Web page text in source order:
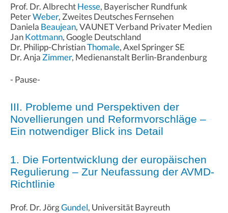
Prof. Dr. AlbrechtHesse, Bayerischer Rundfunk
PeterWeber, Zweites Deutsches Fernsehen
Daniela Beaujean, VAUNET Verband Privater Medien
JanKottmann, Google Deutschland
Dr. Philipp-ChristianThomale, Axel Springer SE
Dr. Anja Zimmer, Medienanstalt Berlin-Brandenburg
- Pause-
III. Probleme und Perspektiven der
Novellierungen und Reformvorschläge –
Ein notwendiger Blick ins Detail
1. Die Fortentwicklung der europäischen
Regulierung – Zur Neufassung der AVMD-
Richtlinie
Prof. Dr. JörgGundel, Universität Bayreuth